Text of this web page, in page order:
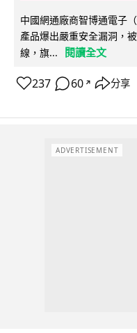
中國網通廠商智博通電子
產品爆出嚴重安全漏洞，
線，旗...
閱讀全文
237 60 ↗ 分享
ADVERTISEMENT